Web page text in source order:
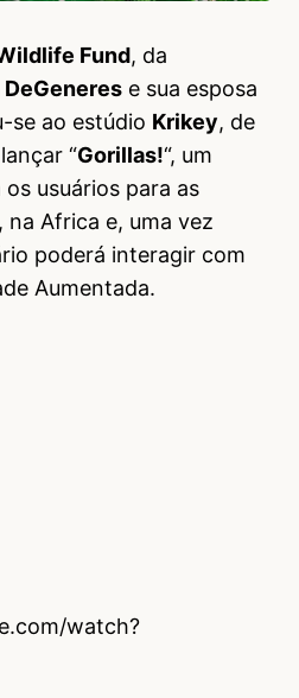
Fund, da
DeGeneres e sua esposa
se ao estúdio Krikey, de
“Gorillas!“, um
usuários para as
, na Africa e, uma vez
poderá interagir com
Aumentada.
watch?